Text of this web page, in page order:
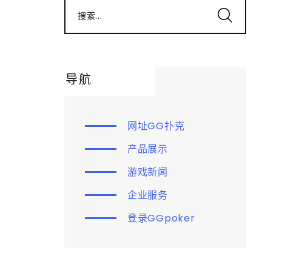
搜索...
导航
网址GG扑克
产品展示
游戏新闻
企业服务
登录GGpoker